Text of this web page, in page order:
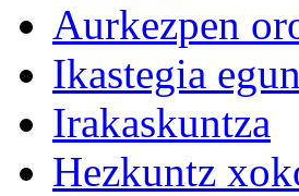
Aurkezpen
Ikastegia
Irakaskuntza
Hezkuntz